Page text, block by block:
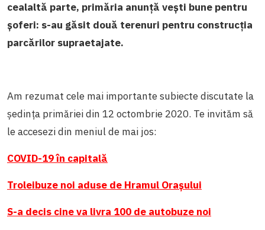
cealaltă parte, primăria anunță vești bune pentru
șoferi: s-au găsit două terenuri pentru construcția
parcărilor supraetajate.
Am rezumat cele mai importante subiecte discutate la
ședința primăriei din 12 octombrie 2020. Te invităm să
le accesezi din meniul de mai jos:
COVID-19 în capitală
Troleibuze noi aduse de Hramul Orașului
S-a decis cine va livra 100 de autobuze noi